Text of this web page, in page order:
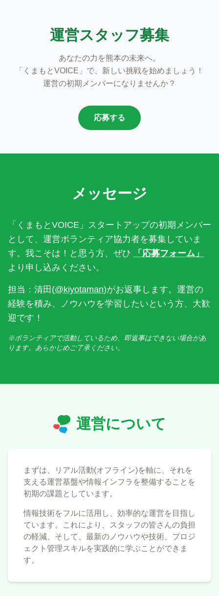
運営スタッフ募集
あなたの力を熊本の未来へ。
「くまもとVOICE」で、新しい挑戦を始めましょう！
運営の初期メンバーになりませんか？
応募する
メッセージ
「くまもとVOICE」スタートアップの初期メンバー
として、運営ボランティア協力者を募集していま
す。我こそは！と思う方、ぜひ
「応募フォーム」
より申し込みください。
担当：清田(@kiyotaman)がお返事します。運営の
経験を積み、ノウハウを学習したいという方、大歓
迎です！
※ボランティアで活動しているため、即返事はできない場合があ
ります。あらかじめご了承ください。
運営について
まずは、リアル活動(オフライン)を軸に、それを
支える運営基盤や情報インフラを整備することを
初期の課題としています。
情報技術をフルに活用し、効率的な運営を目指し
ています。これにより、スタッフの皆さんの負担
の軽減、そして、最新のノウハウや技術、プロジ
ェクト管理スキルを実践的に学ぶことができま
す。